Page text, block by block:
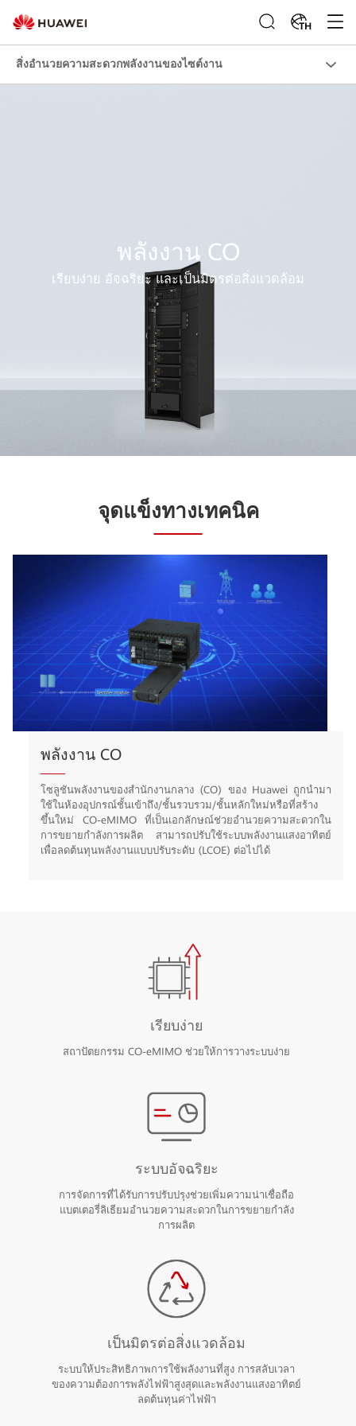
TH
สิ่งอำนวยความสะดวกพลังงานของไซต์งาน
พลังงาน CO
เรียบง่าย อัจฉริยะ และเป็นมิตรต่อสิ่งแวดล้อม
จุดแข็งทางเทคนิค
พลังงาน CO
โซลูชันพลังงานของสำนักงานกลาง (CO) ของ Huawei ถูกนำมา
ใช้ในห้องอุปกรณ์ชั้นเข้าถึง/ชั้นรวบรวม/ชั้นหลักใหม่หรือที่สร้าง
ขึ้นใหม่ CO-eMIMO ที่เป็นเอกลักษณ์ช่วยอำนวยความสะดวกใน
การขยายกำลังการผลิต สามารถปรับใช้ระบบพลังงานแสงอาทิตย์
เพื่อลดต้นทุนพลังงานแบบปรับระดับ (LCOE) ต่อไปได้
เรียบง่าย
สถาปัตยกรรม CO-eMIMO ช่วยให้การวางระบบง่าย
ระบบอัจฉริยะ
การจัดการที่ได้รับการปรับปรุงช่วยเพิ่มความน่าเชื่อถือ
แบตเตอรี่ลิเธียมอำนวยความสะดวกในการขยายกำลัง
การผลิต
เป็นมิตรต่อสิ่งแวดล้อม
ระบบให้ประสิทธิภาพการใช้พลังงานที่สูง การสลับเวลา
ของความต้องการพลังไฟฟ้าสูงสุดและพลังงานแสงอาทิตย์
ลดต้นทุนค่าไฟฟ้า